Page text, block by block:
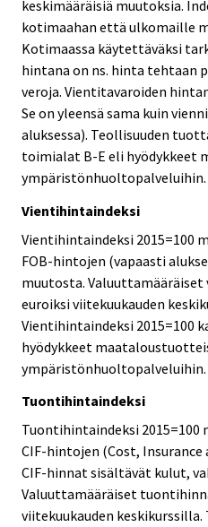
keskimääräisiä muutoksia.
kotimaahan että ulkomaille
Kotimaassa käytettäväksi
hintana on ns. hinta tehtaan
veroja. Vientitavaroiden
Se on yleensä sama kuin
aluksessa). Teollisuuden
toimialat B-E eli hyödykkeet
ympäristönhuoltopalveluihin.
Vientihintaindeksi
Vientihintaindeksi 2015=100
FOB-hintojen (vapaasti
muutosta.
euroiksi viitekuukauden
Vientihintaindeksi 2015=100
hyödykkeet
ympäristönhuoltopalveluihin.
Tuontihintaindeksi
Tuontihintaindeksi
CIF-hintojen (Cost,
CIF-hinnat sisältävät kulut,
Valuuttamääräiset
viitekuukauden